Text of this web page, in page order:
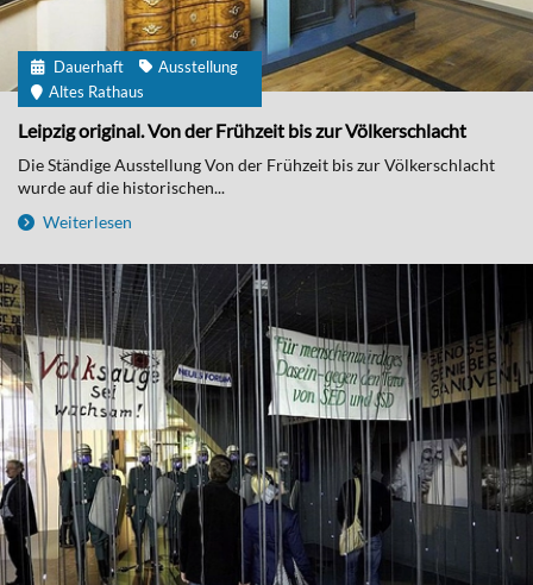
Dauerhaft
Ausstellung
Altes Rathaus
Leipzig original. Von der Frühzeit bis zur Völkerschlacht
Die Ständige Ausstellung Von der Frühzeit bis zur Völkerschlacht
wurde auf die historischen...
Weiterlesen